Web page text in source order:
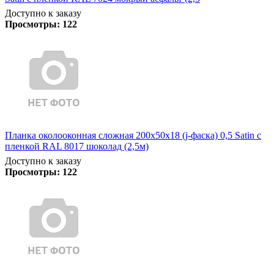
Доступно к заказу
Просмотры: 122
Планка околооконная сложная 200х50х18 (j-фаска) 0,5 Satin с
пленкой RAL 8017 шоколад (2,5м)
Доступно к заказу
Просмотры: 122